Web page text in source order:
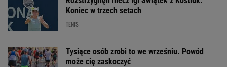
Ta luksusowa limuzyna pozamiatała rynek!
Nie ma wątpliwości, że to nowy król
MATERIAŁ PROMOCYJNY